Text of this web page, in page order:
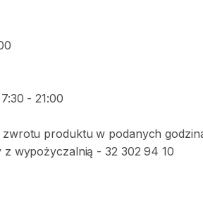
- 21:00
produktu w podanych
z wypożyczalnią - 32 302 94 10